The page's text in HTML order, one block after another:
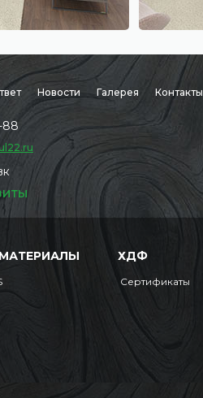
Новости Галерея Контакты
88
ХДФ
Сертификаты